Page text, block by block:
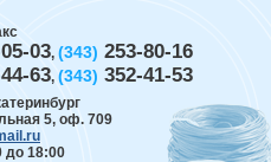
03, (343) 253-80-16
63, (343) 352-41-53
5, оф. 709
до 18:00